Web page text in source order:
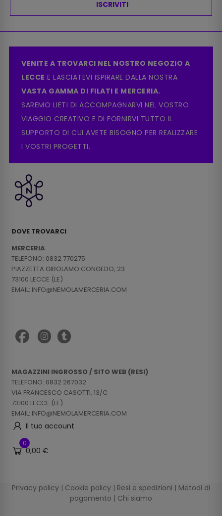
ISCRIVITI
VENITE A TROVARCI NEL NOSTRO NEGOZIO A
LECCE E LASCIATEVI ISPIRARE DALLA NOSTRA
VASTA GAMMA DI FILATI E MERCERIA.
SAREMO LIETI DI ACCOMPAGNARVI NEL VOSTRO
VIAGGIO CREATIVO E DI FORNIRVI TUTTO IL
SUPPORTO DI CUI AVETE BISOGNO PER REALIZZARE
I VOSTRI PROGETTI.
DOVE TROVARCI
MERCERIA
TELEFONO: 0832 770275
PIAZZETTA GIROLAMO CONGEDO, 23
73100 LECCE (LE)
EMAIL: INFO@NEMOLAMERCERIA.COM
MAGAZZINI INGROSSO / SITO WEB (RESI)
TELEFONO: 0832 267032
VIA FRANCESCO CASOTTI, 13/C
73100 LECCE (LE)
EMAIL: INFO@NEMOLAMERCERIA.COM
Il tuo account
0
0,00 €
Privacy policy | Cookie policy | Resi e spedizioni | Metodi di
pagamento | Chi siamo